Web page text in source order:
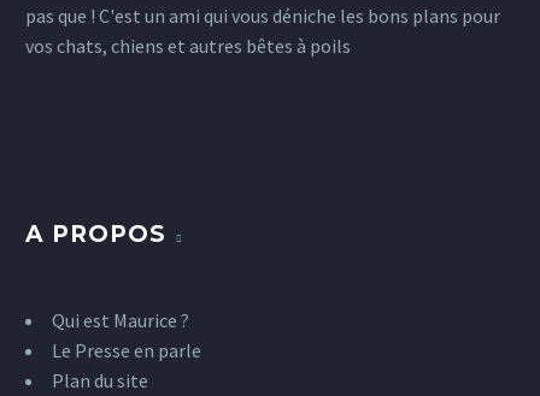
pas que ! C'est un ami qui vous déniche les bons plans pour
vos chats, chiens et autres bêtes à poils
A PROPOS
Qui est Maurice ?
Le Presse en parle
Plan du site